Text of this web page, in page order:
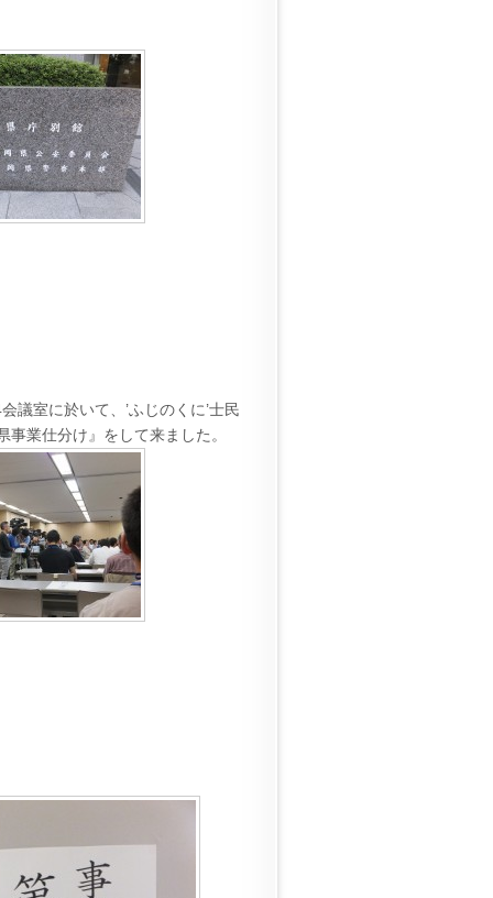
議室に於いて、’ふじのくに’士民
業仕分け』をして来ました。